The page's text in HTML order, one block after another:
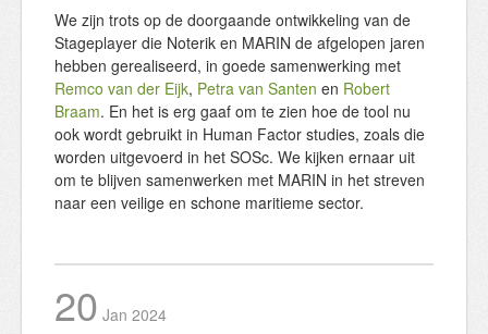
We zijn trots op de doorgaande ontwikkeling van de
Stageplayer die Noterik en MARIN de afgelopen jaren
hebben gerealiseerd, in goede samenwerking met
Remco van der Eijk, Petra van Santen en Robert
Braam. En het is erg gaaf om te zien hoe de tool nu
ook wordt gebruikt in Human Factor studies, zoals die
worden uitgevoerd in het SOSc. We kijken ernaar uit
om te blijven samenwerken met MARIN in het streven
naar een veilige en schone maritieme sector.
20 Jan 2024